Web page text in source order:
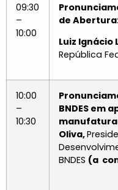
09:30
–
10:00
de
Luiz Ignácio
República
10:00
–
10:30
BNDES em
Oliva,
BNDES (a